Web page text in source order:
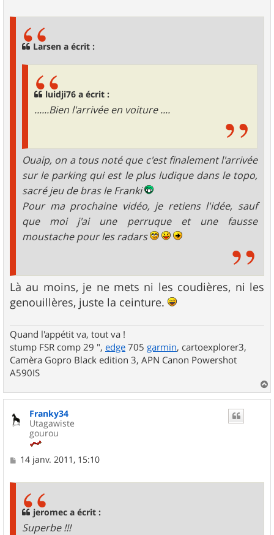
Larsen a écrit :
luidji76 a écrit :
......Bien l'arrivée en voiture ....
Ouaip, on a tous noté que c'est finalement l'arrivée
sur le parking qui est le plus ludique dans le topo,
sacré jeu de bras le Franki
Pour ma prochaine vidéo, je retiens l'idée, sauf
que moi j'ai une perruque et une fausse
moustache pour les radars
Là au moins, je ne mets ni les coudières, ni les
genouillères, juste la ceinture.
Quand l'appétit va, tout va !
stump FSR comp 29 ", edge 705 garmin, cartoexplorer3,
Camèra Gopro Black edition 3, APN Canon Powershot
A590IS
a
u
Franky34
Utagawiste
gourou
M14 janv. 2011, 15:10
jeromec a écrit :
Superbe !!!